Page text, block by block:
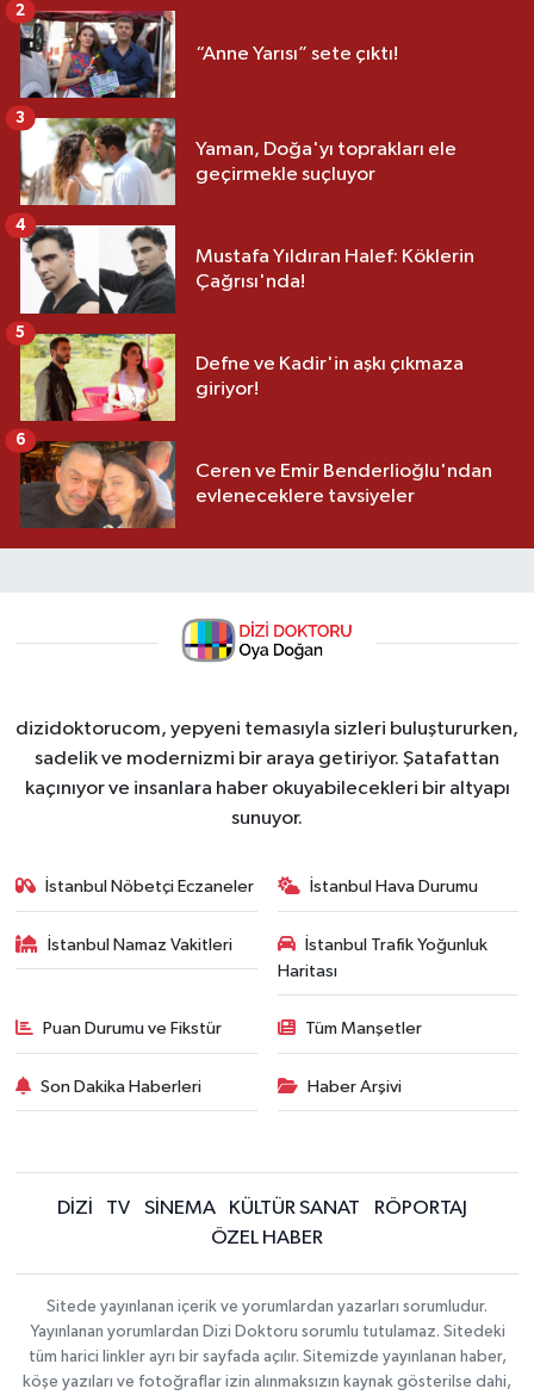
“Anne Yarısı” sete çıktı!
2
Yaman, Doğa'yı toprakları ele
geçirmekle suçluyor
3
Mustafa Yıldıran Halef: Köklerin
Çağrısı'nda!
4
Defne ve Kadir'in aşkı çıkmaza
giriyor!
5
Ceren ve Emir Benderlioğlu'ndan
evleneceklere tavsiyeler
6
dizidoktorucom, yepyeni temasıyla sizleri buluştururken,
sadelik ve modernizmi bir araya getiriyor. Şatafattan
kaçınıyor ve insanlara haber okuyabilecekleri bir altyapı
sunuyor.
İstanbul Nöbetçi Eczaneler İstanbul Hava Durumu
İstanbul Namaz Vakitleri
İstanbul Trafik Yoğunluk
Haritası
Puan Durumu ve Fikstür Tüm Manşetler
Son Dakika Haberleri Haber Arşivi
DİZİ TV SİNEMA KÜLTÜR SANAT
RÖPORTAJ
ÖZEL HABER
Sitede yayınlanan içerik ve yorumlardan yazarları sorumludur.
Yayınlanan yorumlardan Dizi Doktoru sorumlu tutulamaz. Sitedeki
tüm harici linkler ayrı bir sayfada açılır. Sitemizde yayınlanan haber,
köşe yazıları ve fotoğraflar izin alınmaksızın kaynak gösterilse dahi,